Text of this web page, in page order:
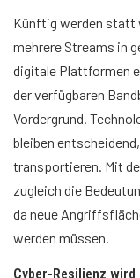
Künftig werden statt
mehrere Streams in
digitale Plattformen
der verfügbaren
Vordergrund.
bleiben
transportieren. Mit
zugleich die
da neue
werden müssen.
Cyber-Resilienz